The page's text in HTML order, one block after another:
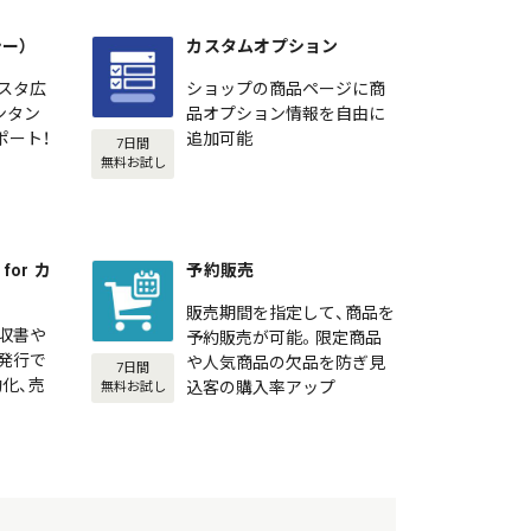
）
タ広
タン
ト！
7日間
無料お試し
カスタムオプション
ショップの商品ページに商
品オプション情報を自由に
追加可能
for カ
書や
行で
、売
7日間
無料お試し
予約販売
販売期間を指定して、商品を
予約販売が可能。限定商品
や人気商品の欠品を防ぎ見
込客の購入率アップ